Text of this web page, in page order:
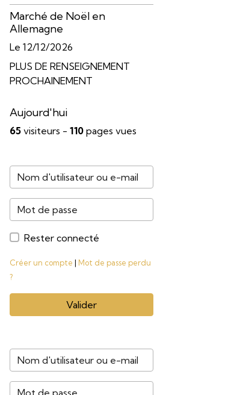
Marché de Noël en
Allemagne
Le 12/12/2026
PLUS DE RENSEIGNEMENT
PROCHAINEMENT
Aujourd'hui
65visiteurs - 110pages vues
Rester connecté
Créer un compte | Mot de passe perdu
?
Valider